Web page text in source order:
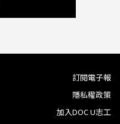
訂閱電子報
隱私權政策
加入DOC U志工